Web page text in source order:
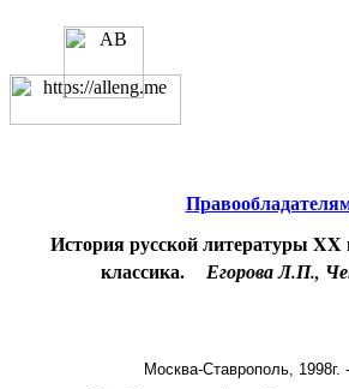
История русской литературы XX
классика.
Егорова Л.П.,
Москва-Ставрополь, 1998г.